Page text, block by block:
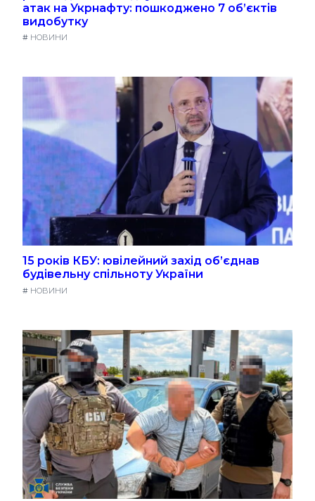
атак на Укрнафту: пошкоджено 7 об’єктів
видобутку
# НОВИНИ
15 років КБУ: ювілейний захід об’єднав
будівельну спільноту України
# НОВИНИ